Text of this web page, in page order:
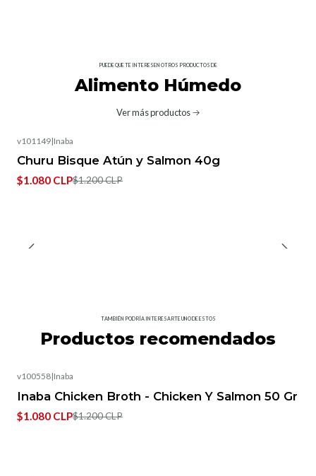
PUEDE QUE TE INTERESEN OTROS PRODUCTOS DE
Alimento Húmedo
Ver más productos
v101149|Inaba
Churu Bisque Atún y Salmon 40g
$1.080 CLP$1.200 CLP
TAMBIÉN PODRÍA INTERESARTE UNO DE ESTOS
Productos recomendados
v100558|Inaba
Inaba Chicken Broth - Chicken Y Salmon 50 Gr
$1.080 CLP$1.200 CLP